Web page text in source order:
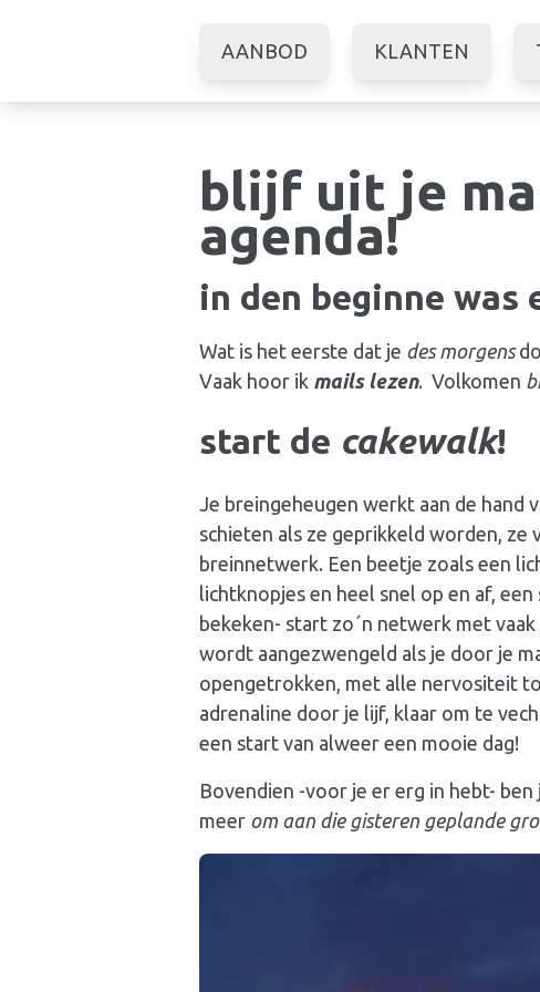
AANBOD KLANTEN
blijf uit je
agenda!
in den beginne was
Wat is het eerste dat je des morgens
Vaak hoor ik mails lezen. Volkomen
start de cakewalk!
Je breingeheugen werkt aan de hand
schieten als ze geprikkeld worden, ze
breinnetwerk. Een beetje zoals een
lichtknopjes en heel snel op en af,
bekeken- start zo´n netwerk met
wordt aangezwengeld als je door je
opengetrokken, met alle nervositeit
adrenaline door je lijf, klaar om te
een start van alweer een mooie dag!
Bovendien -voor je er erg in hebt-
meer om aan die gisteren geplande